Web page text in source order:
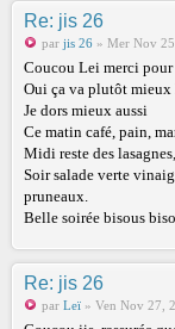
Re: jis 26
par jis 26 » Mer Nov
Coucou Lei merci
Oui ça va plutôt mieux
Je dors mieux aussi
Ce matin café, pain,
Midi reste des
Soir salade verte
pruneaux.
Belle soirée bisous
Re: jis 26
par Leï » Ven Nov 27,